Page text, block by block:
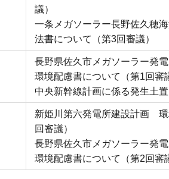
議）
一条メガソーラー長野佐久穂
法書について（第3回審議）
長野県佐久市メガソーラー発
環境配慮書について（第1回審
中央新幹線計画に係る発生土
新姫川第六発電所建設計画
回審議）
長野県佐久市メガソーラー発
環境配慮書について（第2回審